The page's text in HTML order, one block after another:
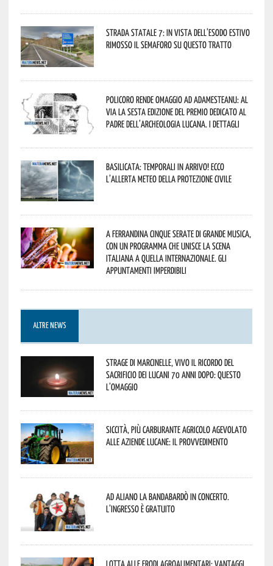
Strada statale 7: in vista dell’esodo estivo
rimosso il semaforo su questo tratto
Policoro rende omaggio ad Adamesteanu: al
via la sesta edizione del Premio dedicato al
padre dell’archeologia lucana. I dettagli
Basilicata: temporali in arrivo! Ecco
l’allerta meteo della Protezione civile
A Ferrandina cinque serate di grande musica,
con un programma che unisce la scena
italiana a quella internazionale. Gli
appuntamenti imperdibili
ALTRE NEWS
Strage di Marcinelle, vivo il ricordo del
sacrificio dei lucani 70 anni dopo: questo
l’omaggio
Siccità, più carburante agricolo agevolato
alle aziende lucane: il provvedimento
Ad Aliano la Bandabardò in concerto.
L’ingresso è gratuito
Lotta alle frodi agroalimentari: vantaggi